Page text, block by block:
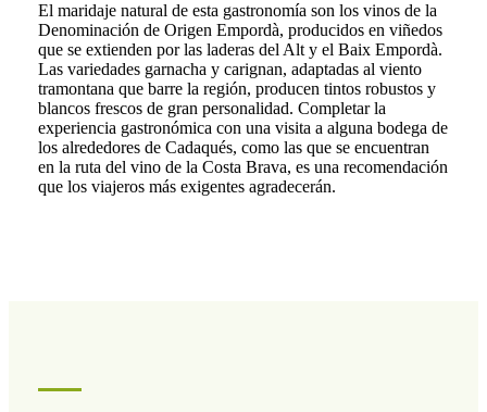
El maridaje natural de esta gastronomía son los vinos de la
Denominación de Origen Empordà, producidos en viñedos
que se extienden por las laderas del Alt y el Baix Empordà.
Las variedades garnacha y carignan, adaptadas al viento
tramontana que barre la región, producen tintos robustos y
blancos frescos de gran personalidad. Completar la
experiencia gastronómica con una visita a alguna bodega de
los alrededores de Cadaqués, como las que se encuentran
en la ruta del vino de la Costa Brava, es una recomendación
que los viajeros más exigentes agradecerán.